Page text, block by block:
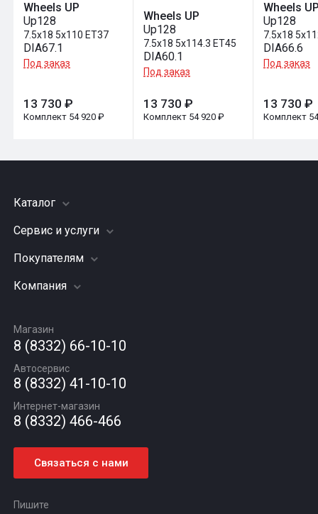
Wheels UP
Up128
7.5x18 5x110 ET37
DIA67.1
Под заказ
13 730 ₽
Комплект 54 920 ₽
Wheels UP
Up128
7.5x18 5x114.3 ET45
DIA60.1
Под заказ
13 730 ₽
Комплект 54 920 ₽
Wheels
Up128
7.5x18
DIA66.6
Под заказ
13 730 ₽
Комплект
Каталог
Шины
Грузовые шины
Диски
Автомасла
Сервис и услуги
Заправка кондиционера
Подвеска (ходовая часть)
Шиномонтаж
Покупателям
Акции
Гарантии и возврат
Компания
Вакансии
Новости
Статьи
Контакты
Магазин
8 (8332) 66-10-10
Автосервис
8 (8332) 41-10-10
Интернет-магазин
8 (8332) 466-466
Связаться с нами
Пишите